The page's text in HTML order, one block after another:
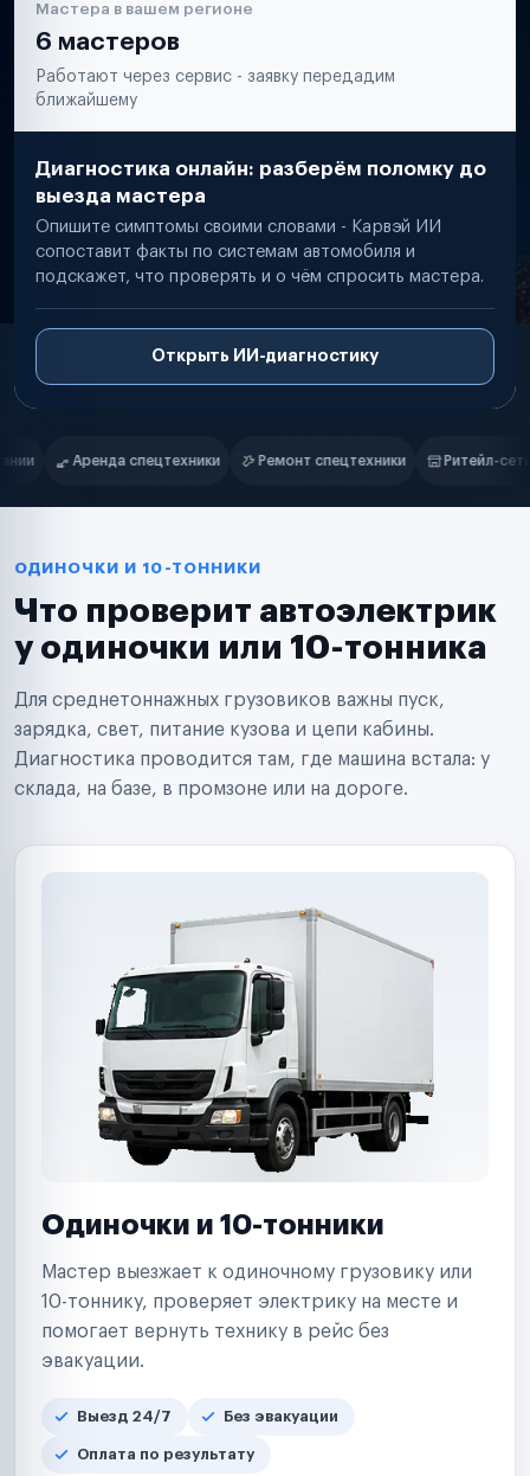
Мастера в вашем регионе
6 мастеров
Работают через сервис - заявку передадим
ближайшему
Диагностика онлайн: разберём поломку до
выезда мастера
Опишите симптомы своими словами - Карвэй ИИ
сопоставит факты по системам автомобиля и
подскажет, что проверять и о чём спросить мастера.
Открыть ИИ-диагностику
Нам доверяют
Ремонт спецтехники Ритейл-сети Управляющие компании
Маркетплейсы
Таксопарки
Автодилеры
Поставщики запчастей
Аренда спецтехники
Ремонт спецтехники
Ритейл-сети
Управляющие компании
Страховые компании
ОДИНОЧКИ И 10-ТОННИКИ
Что проверит автоэлектрик
у одиночки или 10-тонника
Для среднетоннажных грузовиков важны пуск,
зарядка, свет, питание кузова и цепи кабины.
Диагностика проводится там, где машина встала: у
склада, на базе, в промзоне или на дороге.
Одиночки и 10-тонники
Мастер выезжает к одиночному грузовику или
10-тоннику, проверяет электрику на месте и
помогает вернуть технику в рейс без
эвакуации.
Выезд 24/7 Без эвакуации
Оплата по результату